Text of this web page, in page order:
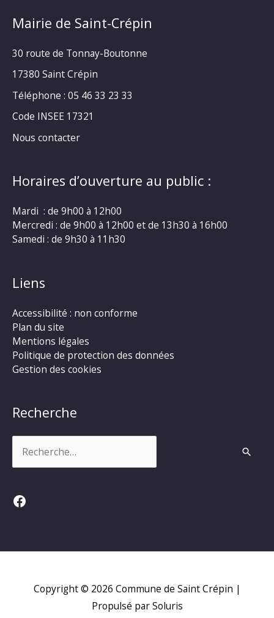
Mairie de Saint-Crépin
30 route de Tonnay-Boutonne
17380 Saint Crépin
Téléphone : 05 46 33 23 33
Code INSEE 17321
Nous contacter
Horaires d’ouverture au public :
Mardi : de 9h00 à 12h00
Mercredi : de 9h00 à 12h00 et de 13h30 à 16h00
Samedi : de 9h30 à 11h30
Liens
Accessibilité : non conforme
Plan du site
Mentions légales
Politique de protection des données
Gestion des cookies
Recherche
Facebook
Copyright © 2026 Commune de Saint Crépin |
Propulsé par Soluris